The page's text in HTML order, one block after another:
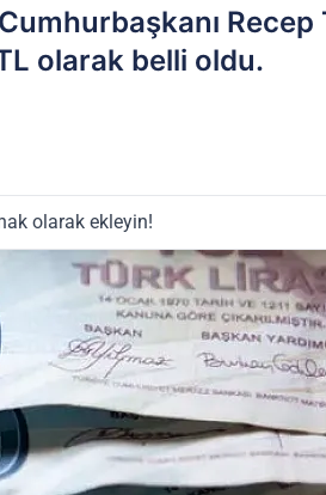
Recep
olarak belli oldu.
olarak ekleyin!